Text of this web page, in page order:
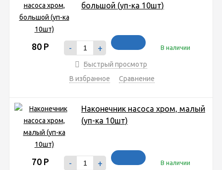
большой (уп-ка 10шт)
80 Р - + В наличии
Быстрый просмотр
В избранное
Сравнение
Наконечник насоса хром, малый
(уп-ка 10шт)
70 Р - + В наличии